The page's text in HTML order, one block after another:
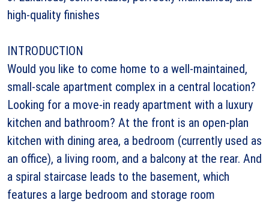
high-quality finishes
INTRODUCTION
Would you like to come home to a well-maintained,
small-scale apartment complex in a central location?
Looking for a move-in ready apartment with a luxury
kitchen and bathroom? At the front is an open-plan
kitchen with dining area, a bedroom (currently used as
an office), a living room, and a balcony at the rear. And
a spiral staircase leads to the basement, which
features a large bedroom and storage room